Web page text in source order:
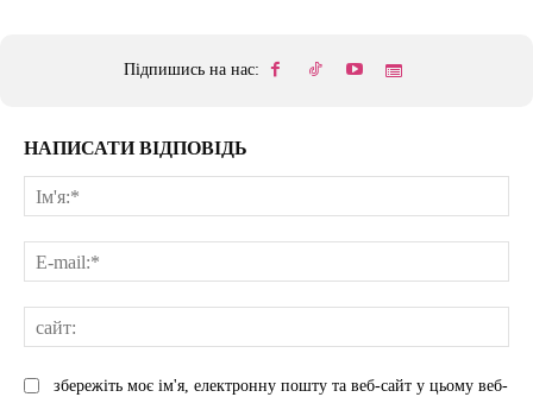
Підпишись на нас:
НАПИСАТИ ВІДПОВІДЬ
збережіть моє ім'я, електронну пошту та веб-сайт у цьому веб-